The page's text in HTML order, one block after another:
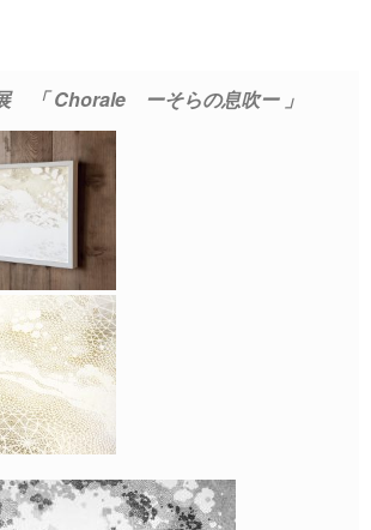
「 Chorale ーそらの息吹ー 」